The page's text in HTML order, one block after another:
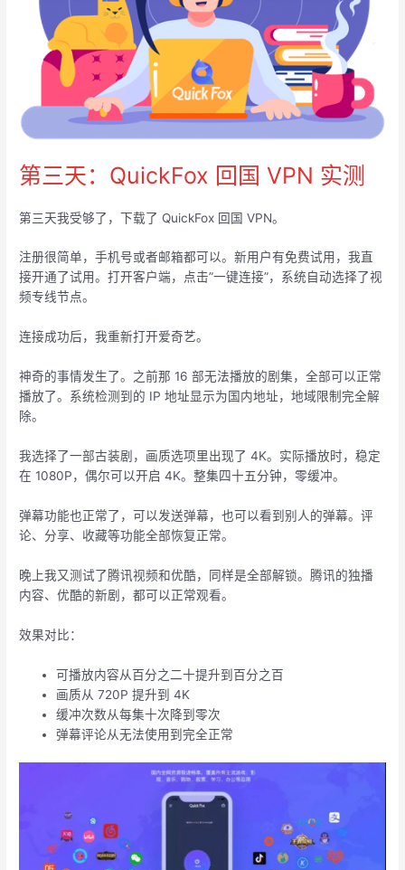
第三天：QuickFox 回国 VPN 实测
第三天我受够了，下载了 QuickFox 回国 VPN。
注册很简单，手机号或者邮箱都可以。新用户有免费试用，我直
接开通了试用。打开客户端，点击”一键连接”，系统自动选择了视
频专线节点。
连接成功后，我重新打开爱奇艺。
神奇的事情发生了。之前那 16 部无法播放的剧集，全部可以正常
播放了。系统检测到的 IP 地址显示为国内地址，地域限制完全解
除。
我选择了一部古装剧，画质选项里出现了 4K。实际播放时，稳定
在 1080P，偶尔可以开启 4K。整集四十五分钟，零缓冲。
弹幕功能也正常了，可以发送弹幕，也可以看到别人的弹幕。评
论、分享、收藏等功能全部恢复正常。
晚上我又测试了腾讯视频和优酷，同样是全部解锁。腾讯的独播
内容、优酷的新剧，都可以正常观看。
效果对比：
可播放内容从百分之二十提升到百分之百
画质从 720P 提升到 4K
缓冲次数从每集十次降到零次
弹幕评论从无法使用到完全正常